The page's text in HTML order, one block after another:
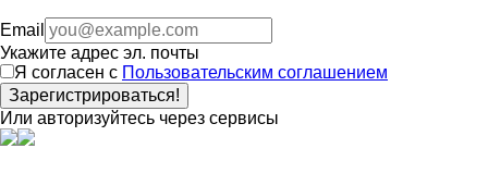
Email
Укажите адрес эл. почты
Я согласен с Пользовательским соглашением
Зарегистрироваться!
Или авторизуйтесь через сервисы